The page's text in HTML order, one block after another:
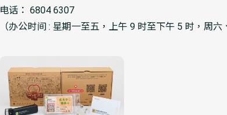
电话： 6804 6307
（办公时间 : 星期一至五，上午 9 时至下午 5 时，周六